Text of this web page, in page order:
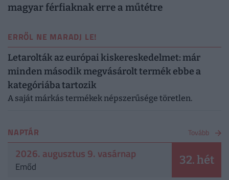
magyar férfiaknak erre a műtétre
ERRŐL NE MARADJ LE!
Letarolták az európai kiskereskedelmet: már
minden második megvásárolt termék ebbe a
kategóriába tartozik
A saját márkás termékek népszerűsége töretlen.
NAPTÁR Tovább
2026. augusztus 9. vasárnap
Emőd 32. hét